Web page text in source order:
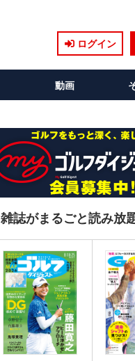
ログイン
動画
雑誌がまるごと読み放